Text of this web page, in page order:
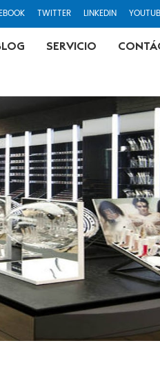
TWITTER LINKEDIN
SERVICIO